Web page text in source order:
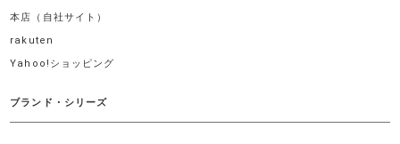
本店（自社サイト）
rakuten
Yahoo!ショッピング
ブランド・シリーズ